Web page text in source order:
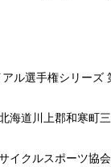
ル選手権シリーズ
海道川上郡和寒町
イクルスポーツ協